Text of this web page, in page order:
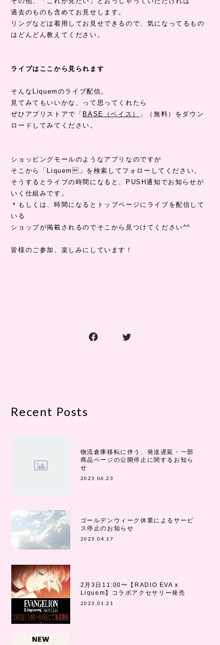
過去のものも含めてお見せします。
リングなどは着用してお見せできるので、気になってるもの
はどんどん教えてください。
ライブはここから見られます
そんなLiquemのライブ配信。
見てみてもいいかな、って思ってくれたら
ぜひアプリストアで「 BASE（ベイス）
」（無料）をダウン
ロードしてみてください。
ショッピングモールのようなアプリなのですが
そこから「Liquem」を検索してフォローしてください。
そうするとライブの時間になると、PUSH通知でお知らせが
いく仕組みです。
＊もしくは、時間になるとトップページにライブを配信して
いる
ショップが掲載されるのでそこから見つけてください^^
皆様のご参加、楽しみにしています！
Recent Posts
物流倉庫移転に伴う、発送遅延・一部
商品ページの公開停止に関するお知ら
せ
2023.06.23
ゴールデンウィーク休業によるサービ
ス停止のお知らせ
2023.04.17
2月3日11:00〜【RADIO EVA x
Liquem】コラボアクセサリー発売
2023.01.21